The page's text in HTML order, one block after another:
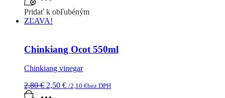
Pridať k obľubéným
ZĽAVA!
Chinkiang Ocot 550ml
Chinkiang vinegar
2,80€ Pôvodná
2,50 €Aktuálna
/2,10 €bez DPH